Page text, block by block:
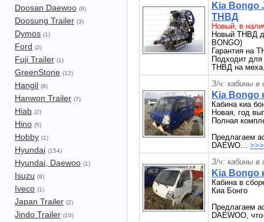
Doosan Daewoo (9)
Doosung Trailer (3)
Dymos (1)
Ford (2)
Fuji Trailer (1)
GreenStone (12)
Hangil (6)
Hanwon Trailer (7)
Hiab (2)
Hino (5)
Hobby (1)
Hyundai (154)
Hyundai, Daewoo (1)
Isuzu (9)
Iveco (1)
Japan Trailer (2)
Jindo Trailer (10)
Kia Bongo
ТНВД
Новый, в
Новый ТНВД
BONGO)
Гарантия на
Подходит для
ТНВД на
З/ч: кабины в
Kia Bongo
Кабина киа
Новая, год
Полная
Предлагаем
DAEWO... >>>
З/ч: кабины в
Kia Bongo
Кабина в
Киа Бонго
Предлагаем
DAEWOO,